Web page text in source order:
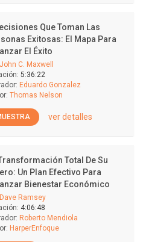
Que Toman Las
Exitosas: El Mapa Para
El Éxito
John C. Maxwell
5:36:22
Eduardo Gonzalez
Thomas Nelson
ver detalles
Total De Su
Un Plan Efectivo Para
Bienestar Económico
Dave Ramsey
4:06:48
Roberto Mendiola
HarperEnfoque